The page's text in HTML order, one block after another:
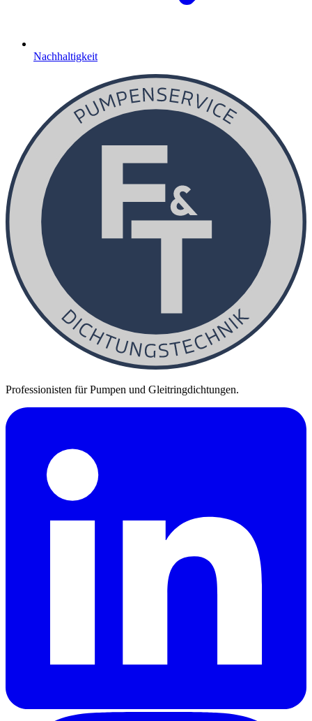
Nachhaltigkeit
Professionisten für Pumpen und Gleitringdichtungen.